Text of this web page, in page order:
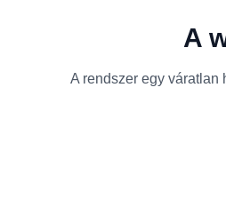
A
A rendszer egy váratlan